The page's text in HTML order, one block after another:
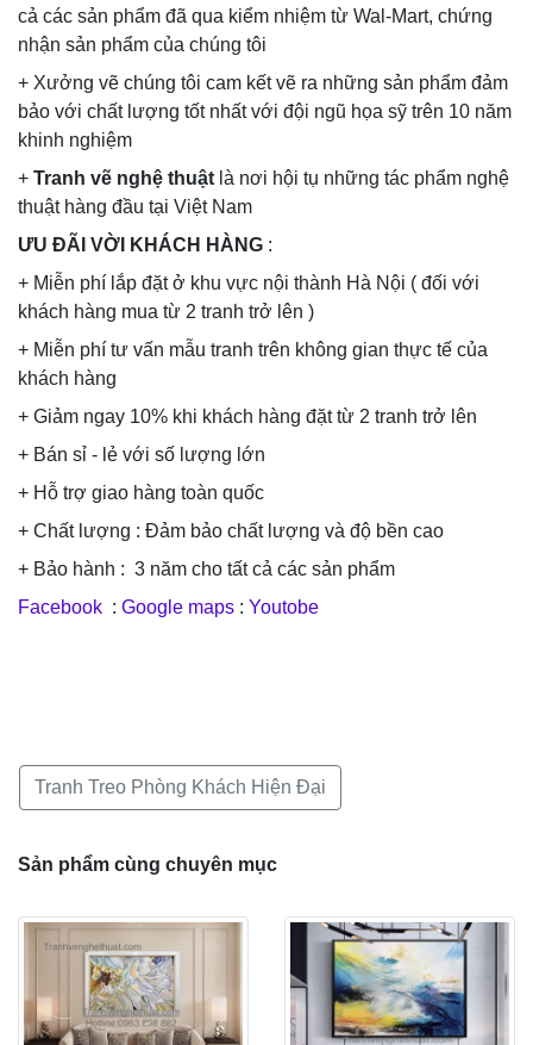
cả các sản phẩm đã qua kiểm nhiệm từ Wal-Mart, chứng
nhận sản phẩm của chúng tôi
+ Xưởng vẽ chúng tôi cam kết vẽ ra những sản phẩm đảm
bảo với chất lượng tốt nhất với đội ngũ họa sỹ trên 10 năm
khinh nghiệm
+ Tranh vẽ nghệ thuật là nơi hội tụ những tác phẩm nghệ
thuật hàng đầu tại Việt Nam
ƯU ĐÃI VỜI KHÁCH HÀNG :
+ Miễn phí lắp đặt ở khu vực nội thành Hà Nội ( đối với
khách hàng mua từ 2 tranh trở lên )
+ Miễn phí tư vấn mẫu tranh trên không gian thực tế của
khách hàng
+ Giảm ngay 10% khi khách hàng đặt từ 2 tranh trở lên
+ Bán sỉ - lẻ với số lượng lớn
+ Hỗ trợ giao hàng toàn quốc
+ Chất lượng : Đảm bảo chất lượng và độ bền cao
+ Bảo hành : 3 năm cho tất cả các sản phẩm
Facebook : Google maps : Youtobe
Tranh Treo Phòng Khách Hiện Đại
Sản phẩm cùng chuyên mục